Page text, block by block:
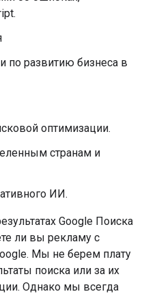
по развитию бизнеса в
оптимизации.
странам и
ИИ.
Google Поиска
ли вы рекламу с
Мы не берем плату
поиска или за их
Однако мы всегда